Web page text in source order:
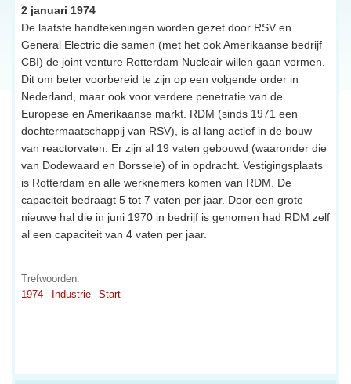
2 januari 1974
De laatste handtekeningen worden gezet door RSV en
General Electric die samen (met het ook Amerikaanse bedrijf
CBI) de joint venture Rotterdam Nucleair willen gaan vormen.
Dit om beter voorbereid te zijn op een volgende order in
Nederland, maar ook voor verdere penetratie van de
Europese en Amerikaanse markt. RDM (sinds 1971 een
dochtermaatschappij van RSV), is al lang actief in de bouw
van reactorvaten. Er zijn al 19 vaten gebouwd (waaronder die
van Dodewaard en Borssele) of in opdracht. Vestigingsplaats
is Rotterdam en alle werknemers komen van RDM. De
capaciteit bedraagt 5 tot 7 vaten per jaar. Door een grote
nieuwe hal die in juni 1970 in bedrijf is genomen had RDM zelf
al een capaciteit van 4 vaten per jaar.
Trefwoorden:
1974
Industrie Start